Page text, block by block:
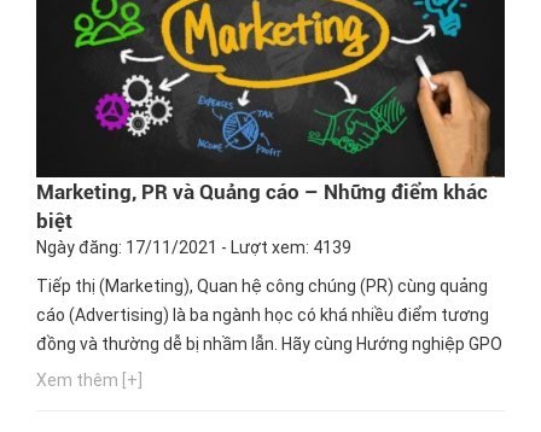
Marketing, PR và Quảng cáo – Những điểm khác
biệt
Ngày đăng: 17/11/2021 - Lượt xem: 4139
Tiếp thị (Marketing), Quan hệ công chúng (PR) cùng quảng
cáo (Advertising) là ba ngành học có khá nhiều điểm tương
đồng và thường dễ bị nhầm lẫn. Hãy cùng Hướng nghiệp GPO
khám phá thêm những điều thú vị về các nhóm ngành này
Xem thêm [+]